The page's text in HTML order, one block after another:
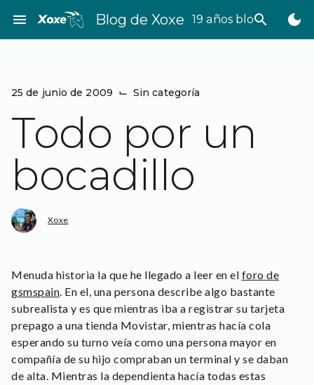
contenido
menu Blog de Xoxe 19 años bloggeando
search dark_mode
25 de junio de 2009 ⌙ Sin categoría
Todo por un
bocadillo
Xoxe
Menuda historia la que he llegado a leer en el foro de
gsmspain. En el, una persona describe algo bastante
subrealista y es que mientras iba a registrar su tarjeta
prepago a una tienda Movistar, mientras hacía cola
esperando su turno veía como una persona mayor en
compañía de su hijo compraban un terminal y se daban
de alta. Mientras la dependienta hacía todas estas